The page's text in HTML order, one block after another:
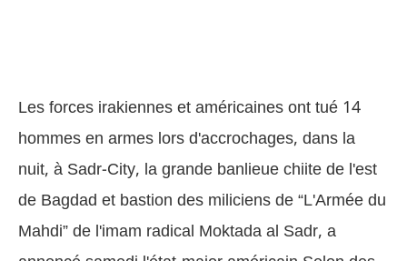
Les forces irakiennes et américaines ont tué 14
hommes en armes lors d'accrochages, dans la
nuit, à Sadr-City, la grande banlieue chiite de l'est
de Bagdad et bastion des miliciens de “L'Armée du
Mahdi” de l'imam radical Moktada al Sadr, a